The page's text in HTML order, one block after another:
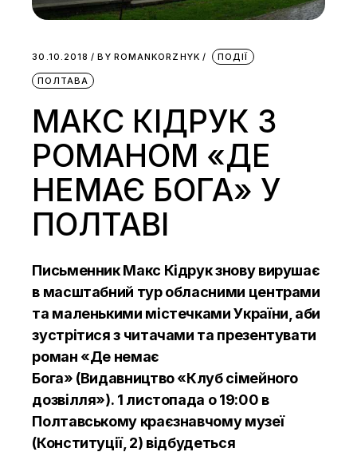
30.10.2018 BY ROMANKORZHYK ПОДІЇ
ПОЛТАВА
МАКС КІДРУК З
РОМАНОМ «ДЕ
НЕМАЄ БОГА» У
ПОЛТАВІ
Письменник Макс Кідрук знову вирушає
в масштабний тур обласними центрами
та маленькими містечками України, аби
зустрітися з читачами та презентувати
роман «Де немає
Бога» (Видавництво«Клуб сімейного
дозвілля»). 1 листопада о 19:00 в
Полтавському краєзнавчому музеї
(Конституції, 2) відбудеться